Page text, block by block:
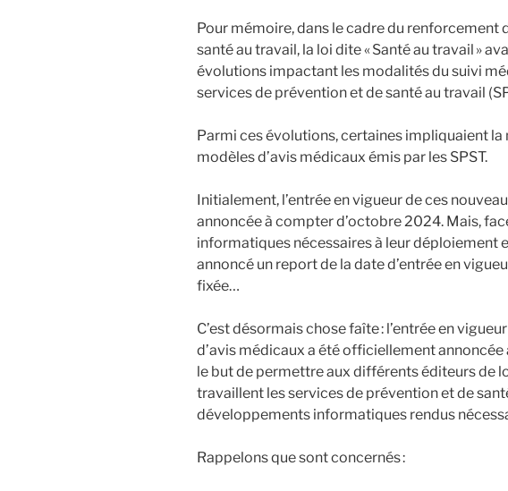
Pour mémoire, dans le cadre du renforcement
santé au travail, la loi dite « Santé au travail »
évolutions impactant les modalités du suivi
services de prévention et de santé au travail
Parmi ces évolutions, certaines impliquaient
modèles d’avis médicaux émis par les SPST.
Initialement, l’entrée en vigueur de ces
annoncée à compter d’octobre 2024. Mais,
informatiques nécessaires à leur déploiement
annoncé un report de la date d’entrée en
fixée…
C’est désormais chose faîte : l’entrée en
d’avis médicaux a été officiellement annoncée
le but de permettre aux différents éditeurs de
travaillent les services de prévention et de
développements informatiques rendus
Rappelons que sont concernés :